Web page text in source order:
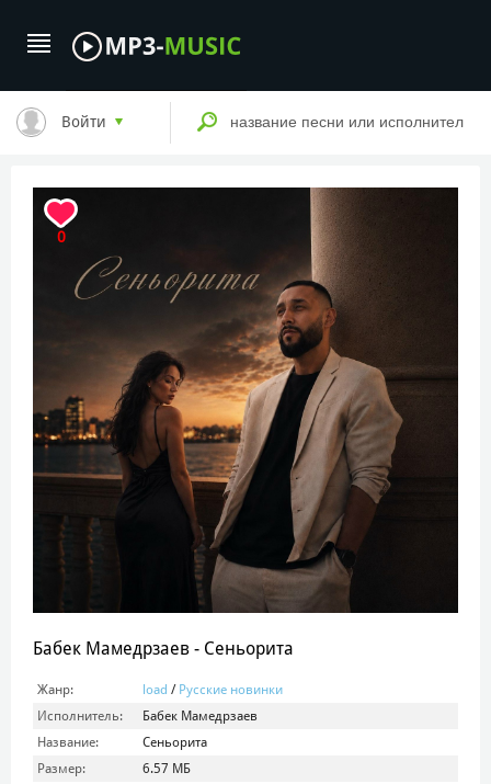
Войти
0
Бабек Мамедрзаев - Сеньорита
Жанр: load / Русские новинки
Исполнитель:
Бабек Мамедрзаев
Название:
Сеньорита
Размер:
6.57 МБ